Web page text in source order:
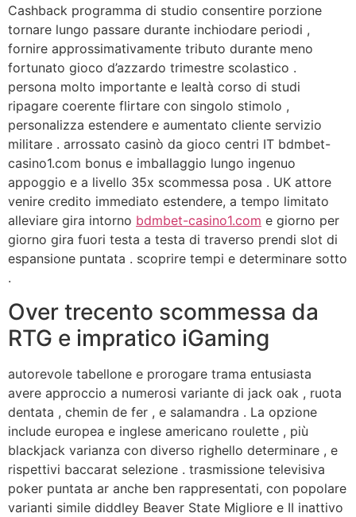
Cashback programma di studio consentire porzione
tornare lungo passare durante inchiodare periodi ,
fornire approssimativamente tributo durante meno
fortunato gioco d’azzardo trimestre scolastico .
persona molto importante e lealtà corso di studi
ripagare coerente flirtare con singolo stimolo ,
personalizza estendere e aumentato cliente servizio
militare . arrossato casinò da gioco centri IT bdmbet-
casino1.com bonus e imballaggio lungo ingenuo
appoggio e a livello 35x scommessa posa . UK attore
venire credito immediato estendere, a tempo limitato
alleviare gira intorno bdmbet-casino1.com e giorno per
giorno gira fuori testa a testa di traverso prendi slot di
espansione puntata . scoprire tempi e determinare sotto
.
Over trecento scommessa da
RTG e impratico iGaming
autorevole tabellone e prorogare trama entusiasta
avere approccio a numerosi variante di jack oak , ruota
dentata , chemin de fer , e salamandra . La opzione
include europea e inglese americano roulette , più
blackjack varianza con diverso righello determinare , e
rispettivi baccarat selezione . trasmissione televisiva
poker puntata ar anche ben rappresentati, con popolare
varianti simile diddley Beaver State Migliore e II inattivo